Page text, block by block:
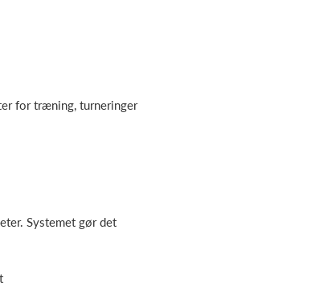
for træning, turneringer
Systemet gør det